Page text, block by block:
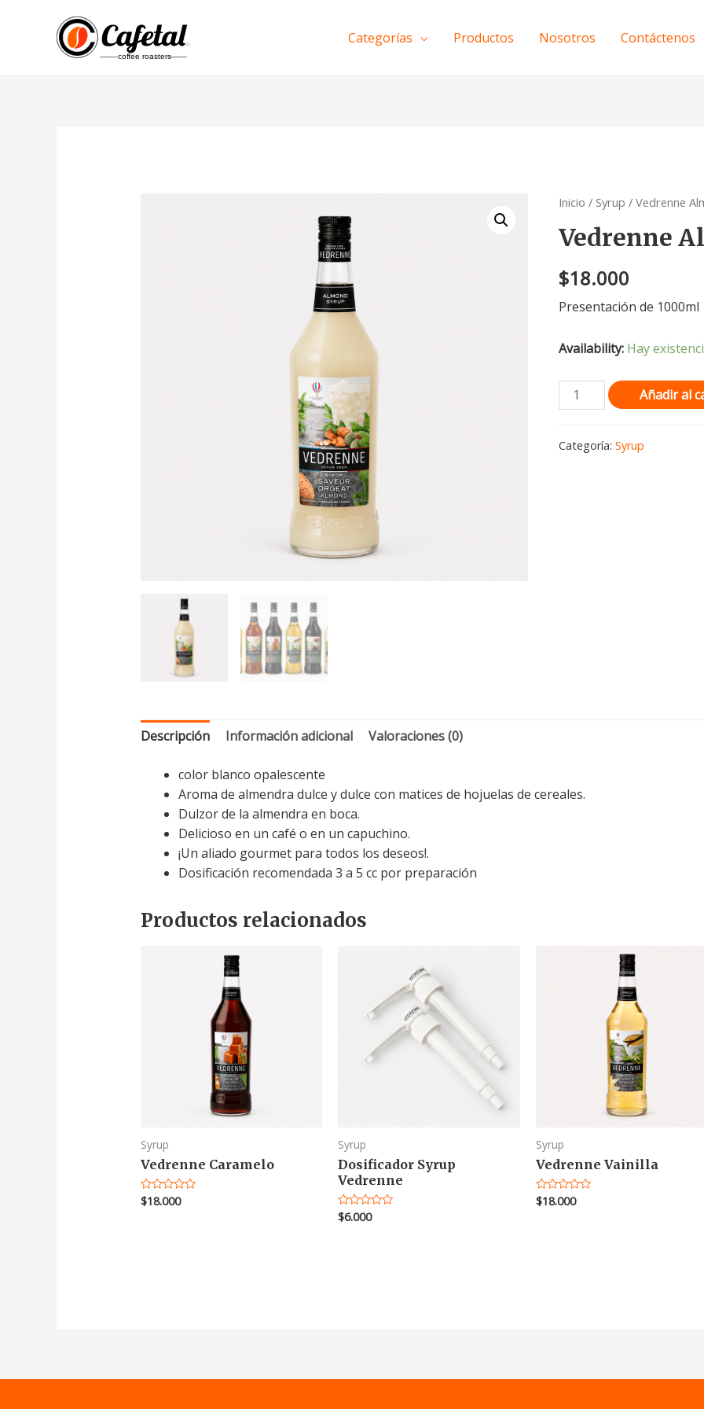
Categorías Productos Nosotros Contáctenos
Inicio / Syrup / Vedrenne
Vedrenne
$18.000
Presentación de 1000ml
Availability: Hay
Añadir al
Categoría:Syrup
Descripción Información adicional Valoraciones (0)
color blanco opalescente
Aroma de almendra dulce y dulce con matices de hojuelas de cereales.
Dulzor de la almendra en boca.
Delicioso en un café o en un capuchino.
¡Un aliado gourmet para todos los deseos!.
Dosificación recomendada 3 a 5 cc por preparación
Productos relacionados
Syrup
Vedrenne Caramelo
Valorado
en
$18.000
Syrup
Dosificador Syrup
Vedrenne
Valorado
en
$6.000
Syrup
Vedrenne Vainilla
Valorado
en
$18.000